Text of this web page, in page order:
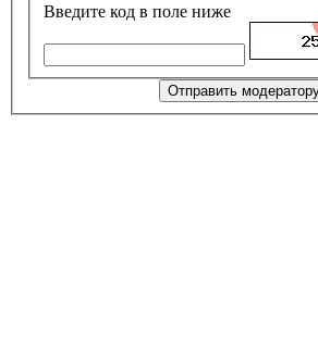
Введите код в поле ниже
Отправить